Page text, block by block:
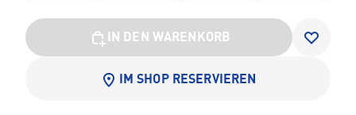
IN DEN WARENKORB
IM SHOP RESERVIEREN